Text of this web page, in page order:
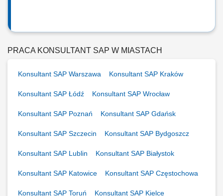
PRACA KONSULTANT SAP W MIASTACH
Konsultant SAP Warszawa Konsultant SAP Kraków
Konsultant SAP Łódź Konsultant SAP Wrocław
Konsultant SAP Poznań Konsultant SAP Gdańsk
Konsultant SAP Szczecin Konsultant SAP Bydgoszcz
Konsultant SAP Lublin Konsultant SAP Białystok
Konsultant SAP Katowice Konsultant SAP Częstochowa
Konsultant SAP Toruń Konsultant SAP Kielce